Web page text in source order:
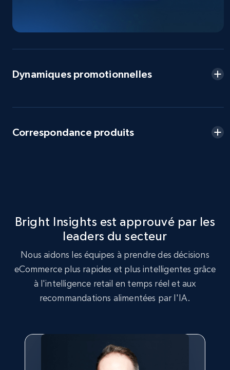
URL, Product id, Title, Seller name, Seller rating,
eBay - Collect records by category
Google Shopping
URL, Product id, Title, Product description,
Rating, Reviews count, Images, Variations, and
more.
Google Shopping - collects products from
Dynamiques promotionnelles
Correspondance produits
Bright Insights est approuvé par les
leaders du secteur
Nous aidons les équipes à prendre des décisions
eCommerce plus rapides et plus intelligentes grâce
à l'intelligence retail en temps réel et aux
recommandations alimentées par l'IA.